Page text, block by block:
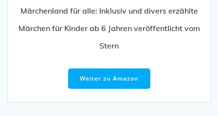
Märchenland für alle: Inklusiv und divers erzählte
Märchen für Kinder ab 6 Jahren veröffentlicht vom
Stern
Weiter zu Amazon